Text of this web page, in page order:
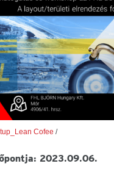
Cofee /
2023.09.06.